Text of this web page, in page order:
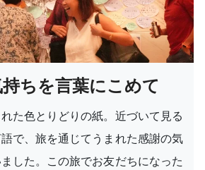
ちを言葉にこめて
た色とりどりの紙。近づいて見る
で、旅を通じてうまれた感謝の気
した。この旅でお友だちになった